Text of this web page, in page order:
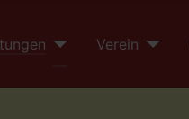
Verein